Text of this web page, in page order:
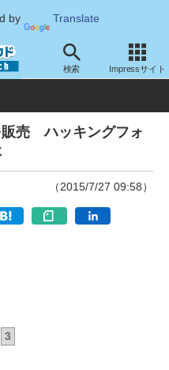
by Translate
検索 Impressサイト
向
販売 ハッキングフォ
（2015/7/27 09:58）
3